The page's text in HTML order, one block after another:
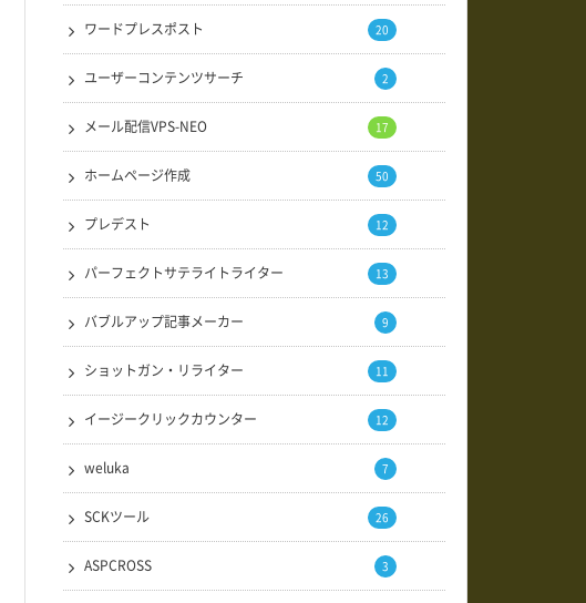
ワードプレスポスト 20
ユーザーコンテンツサーチ 2
メール配信VPS-NEO 17
ホームページ作成 50
プレデスト 12
パーフェクトサテライトライター 13
バブルアップ記事メーカー 9
ショットガン・リライター 11
イージークリックカウンター 12
weluka 7
SCKツール 26
ASPCROSS 3